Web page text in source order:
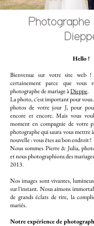
Hello !
Bienvenue sur votre site web
certainement parce que vous
photographe de mariage àDieppe.
La photo, c'est important pour vous.
photos de votre jour J, pour
encore et encore. Mais vous
moment en compagnie de votre
photographe qui saura vous mettre
nouvelle : vous êtes au bon endroit !
Nous sommes Pierre & Julia,
et nous photographions des
2013.
Nos images sont vivantes,
sur l'instant. Nous aimons
de grands éclats de rire, la
mariés.
Notre expérience de